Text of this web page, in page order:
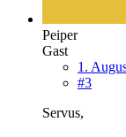
Peiper
Gast
1.
#3
Servus,